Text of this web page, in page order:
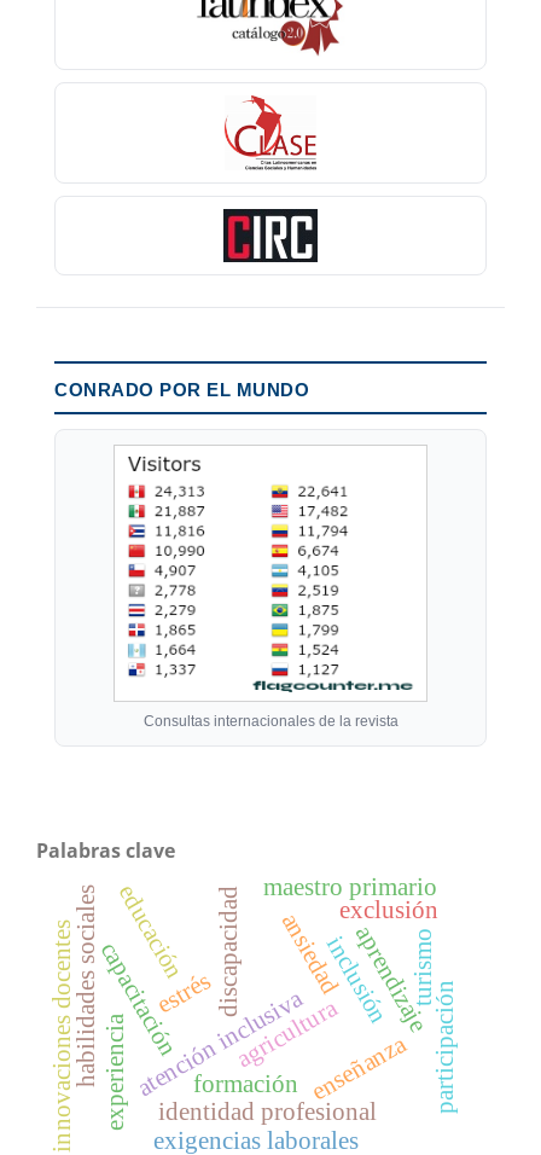
CONRADO POR EL MUNDO
Consultas internacionales de la revista
Palabras clave
formación
atención inclusiva
identidad profesional
enseñanza
aprendizaje
inclusión
exclusión
discapacidad
capacitaciónestrés ansiedad
exigencias laborales
maestro primario
agricultura
turismo
habilidades socialeseducación
participación
experiencia
innovaciones docentes